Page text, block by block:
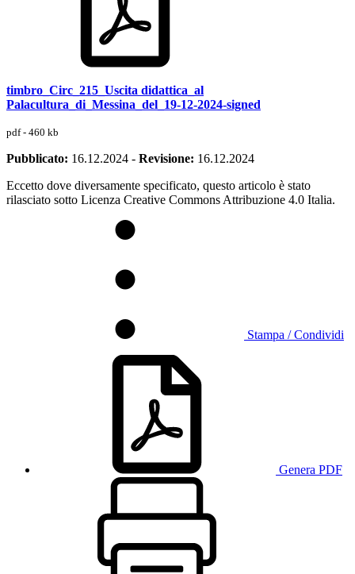
timbro_Circ_215_Uscita didattica_al
Palacultura_di_Messina_del_19-12-2024-signed
pdf - 460 kb
Pubblicato: 16.12.2024 - Revisione: 16.12.2024
Eccetto dove diversamente specificato, questo articolo è stato
rilasciato sotto Licenza Creative Commons Attribuzione 4.0 Italia.
Stampa / Condividi
Genera PDF